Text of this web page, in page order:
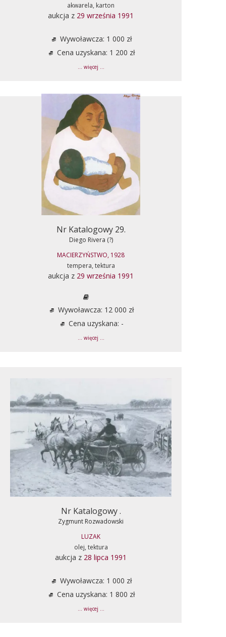
akwarela, karton
aukcja z 29 września 1991
Wywoławcza: 1 000 zł
Cena uzyskana: 1 200 zł
... więcej ...
Nr Katalogowy 29.
Diego Rivera (?)
MACIERZYŃSTWO, 1928
tempera, tektura
aukcja z 29 września 1991
Wywoławcza: 12 000 zł
Cena uzyskana: -
... więcej ...
Nr Katalogowy .
Zygmunt Rozwadowski
LUZAK
olej, tektura
aukcja z 28 lipca 1991
Wywoławcza: 1 000 zł
Cena uzyskana: 1 800 zł
... więcej ...